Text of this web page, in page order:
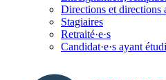
Directions et directions
Stagiaires
Retraité·e·s
Candidat·e·s ayant